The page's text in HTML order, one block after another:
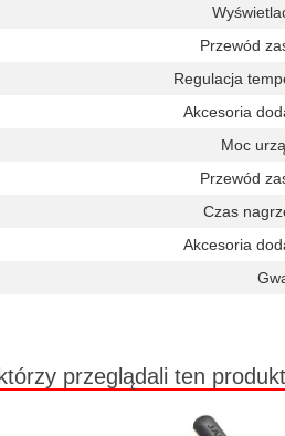
Przewód
Regulacja
Akcesoria
Moc
Przewód
Czas
Akcesoria
przeglądali ten